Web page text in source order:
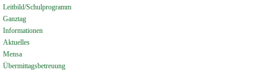
Leitbild/Schulprogramm
Ganztag
Informationen
Aktuelles
Mensa
Übermittagsbetreuung